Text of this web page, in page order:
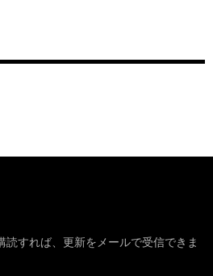
読すれば、更新をメールで受信できま